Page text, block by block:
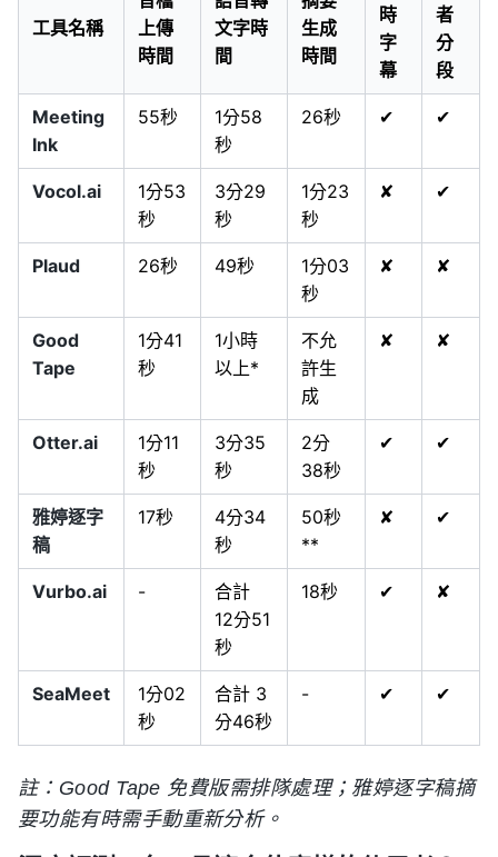
工具名稱
上傳
時間
文字時
間
生成
時間
時
字
幕
者
分
段
Meeting
Ink
55秒
1分58
秒
26秒 ✔ ✔
Vocol.ai
1分53
秒
3分29
秒
1分23
秒
✘ ✔
Plaud 26秒 49秒
1分03
秒
✘ ✘
Good
Tape
1分41
秒
1小時
以上*
不允
許生
成
✘ ✘
Otter.ai
1分11
秒
3分35
秒
2分
38秒
✔ ✔
雅婷逐字
稿
17秒
4分34
秒
50秒
**
✘ ✔
Vurbo.ai -
合計
12分51
秒
18秒 ✔ ✘
SeaMeet
1分02
秒
合計 3
分46秒
- ✔ ✔
註：Good Tape 免費版需排隊處理；雅婷逐字稿摘
要功能有時需手動重新分析。